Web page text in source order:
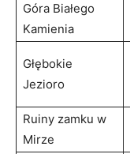
Góra Białego
Kamienia
Głębokie
⁢Jezioro
Ruiny zamku w
Mirze